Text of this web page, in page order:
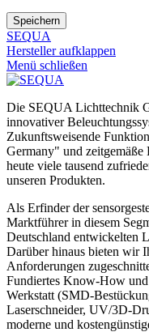
Speichern
SEQUA
Hersteller aufklappen
Menü schließen
Die SEQUA Lichttechnik
innovativer
Zukunftsweisende
Germany" und
heute viele tausend
unseren Produkten.
Als Erfinder der
Marktführer in diesem
Deutschland entwickelten
Darüber hinaus bieten wir
Anforderungen
Fundiertes Know-How und
Werkstatt (SMD-
Laserschneider, UV/3D-
moderne und